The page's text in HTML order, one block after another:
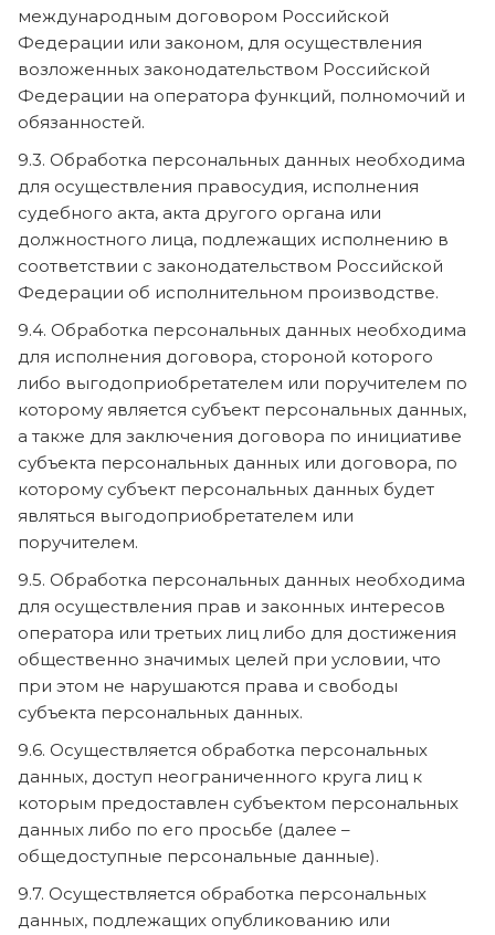
международным договором Российской
Федерации или законом, для осуществления
возложенных законодательством Российской
Федерации на оператора функций, полномочий и
обязанностей.
9.3. Обработка персональных данных необходима
для осуществления правосудия, исполнения
судебного акта, акта другого органа или
должностного лица, подлежащих исполнению в
соответствии с законодательством Российской
Федерации об исполнительном производстве.
9.4. Обработка персональных данных необходима
для исполнения договора, стороной которого
либо выгодоприобретателем или поручителем по
которому является субъект персональных данных,
а также для заключения договора по инициативе
субъекта персональных данных или договора, по
которому субъект персональных данных будет
являться выгодоприобретателем или
поручителем.
9.5. Обработка персональных данных необходима
для осуществления прав и законных интересов
оператора или третьих лиц либо для достижения
общественно значимых целей при условии, что
при этом не нарушаются права и свободы
субъекта персональных данных.
9.6. Осуществляется обработка персональных
данных, доступ неограниченного круга лиц к
которым предоставлен субъектом персональных
данных либо по его просьбе (далее –
общедоступные персональные данные).
9.7. Осуществляется обработка персональных
данных, подлежащих опубликованию или